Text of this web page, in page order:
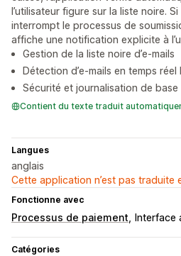
l’utilisateur figure sur la liste noire.
interrompt le processus de
affiche une notification explicite à
Gestion de la liste noire d’e-mails
Détection d’e-mails en temps
Sécurité et journalisation de base
Contient du texte traduit
Langues
anglais
Cette application n’est pas traduite
Fonctionne avec
Processus de paiement Interface
Catégories